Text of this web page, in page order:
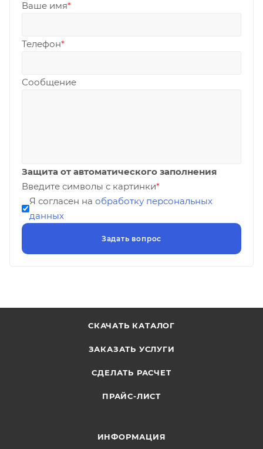
Ваше имя*
Телефон*
Сообщение
Защита от автоматического заполнения
Введите символы с картинки*
Я согласен на обработку персональных
данных
СКАЧАТЬ КАТАЛОГ
ЗАКАЗАТЬ УСЛУГИ
СДЕЛАТЬ РАСЧЕТ
ПРАЙС-ЛИСТ
ИНФОРМАЦИЯ